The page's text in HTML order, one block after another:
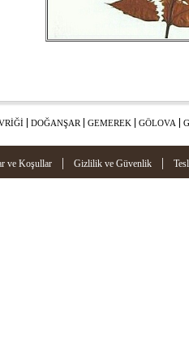
DOĞANŞAR GEMEREK GÖLOVA
ve Koşullar | Gizlilik ve Güvenlik |